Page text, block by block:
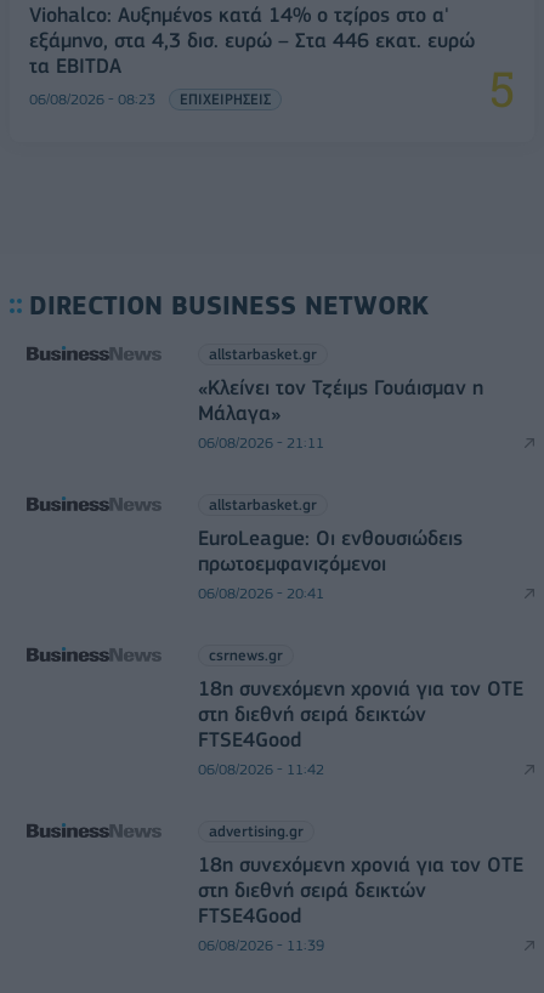
Viohalco: Αυξημένος κατά 14% ο τζίρος στο α'
εξάμηνο, στα 4,3 δισ. ευρώ – Στα 446 εκατ. ευρώ
τα EBITDA
06/08/2026 - 08:23 ΕΠΙΧΕΙΡΗΣΕΙΣ
DIRECTION BUSINESS NETWORK
allstarbasket.gr
«Κλείνει τον Τζέιμς Γουάισμαν η
Μάλαγα»
06/08/2026 - 21:11
allstarbasket.gr
EuroLeague: Οι ενθουσιώδεις
πρωτοεμφανιζόμενοι
06/08/2026 - 20:41
csrnews.gr
18η συνεχόμενη χρονιά για τον ΟΤΕ
στη διεθνή σειρά δεικτών
FTSE4Good
06/08/2026 - 11:42
advertising.gr
18η συνεχόμενη χρονιά για τον ΟΤΕ
στη διεθνή σειρά δεικτών
FTSE4Good
06/08/2026 - 11:39